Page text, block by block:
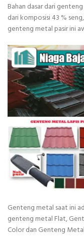
Bahan dasar dari
dari komposisi 43 %
genteng metal pasir ini
Genteng metal saat ini
genteng metal Flat,
Color dan Genteng